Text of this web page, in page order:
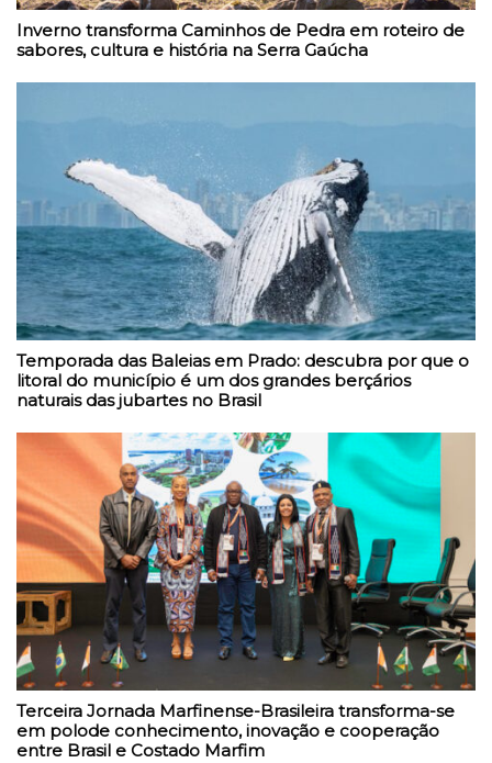
Inverno transforma Caminhos de Pedra em roteiro de
sabores, cultura e história na Serra Gaúcha
Temporada das Baleias em Prado: descubra por que o
litoral do município é um dos grandes berçários
naturais das jubartes no Brasil
Terceira Jornada Marfinense-Brasileira transforma-se
em polode conhecimento, inovação e cooperação
entre Brasil e Costado Marfim